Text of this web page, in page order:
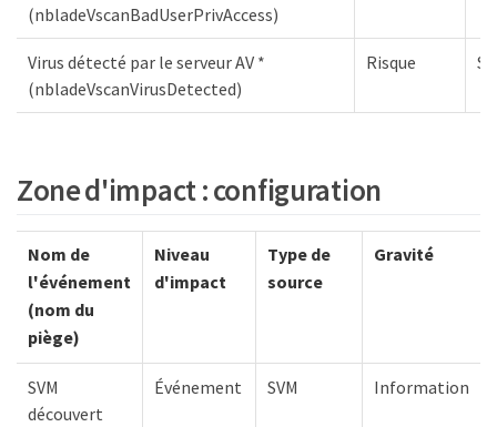
(nbladeVscanBadUserPrivAccess)
Virus détecté par le serveur AV *
(nbladeVscanVirusDetected)
Risque
Zone d'impact : configuration
Nom de
l'événement
(nom du
piège)
Niveau
d'impact
Type de
source
Gravité
SVM
découvert
Événement SVM Information